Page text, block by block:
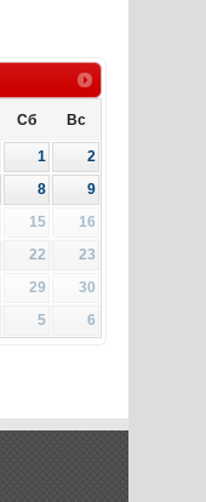
Сб Вс
1
2
8
9
15
16
22
23
29
30
5 6